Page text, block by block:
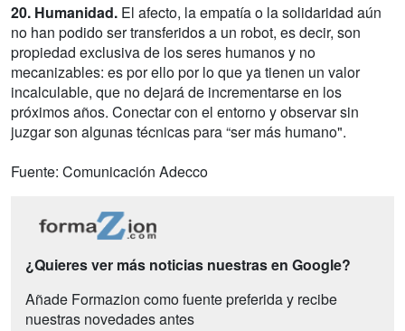
20. Humanidad. El afecto, la empatía o la solidaridad aún
no han podido ser transferidos a un robot, es decir, son
propiedad exclusiva de los seres humanos y no
mecanizables: es por ello por lo que ya tienen un valor
incalculable, que no dejará de incrementarse en los
próximos años. Conectar con el entorno y observar sin
juzgar son algunas técnicas para “ser más humano".
Fuente: Comunicación Adecco
¿Quieres ver más noticias nuestras en Google?
Añade Formazion como fuente preferida y recibe
nuestras novedades antes